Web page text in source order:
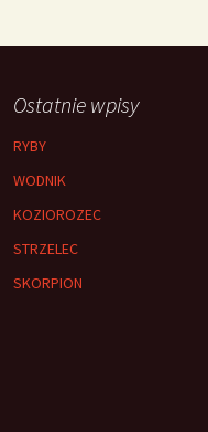
Ostatnie wpisy
RYBY
WODNIK
KOZIOROZEC
STRZELEC
SKORPION